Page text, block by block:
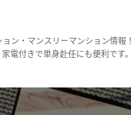
ン・マンスリーマンション情
電付きで単身赴任にも便利です。